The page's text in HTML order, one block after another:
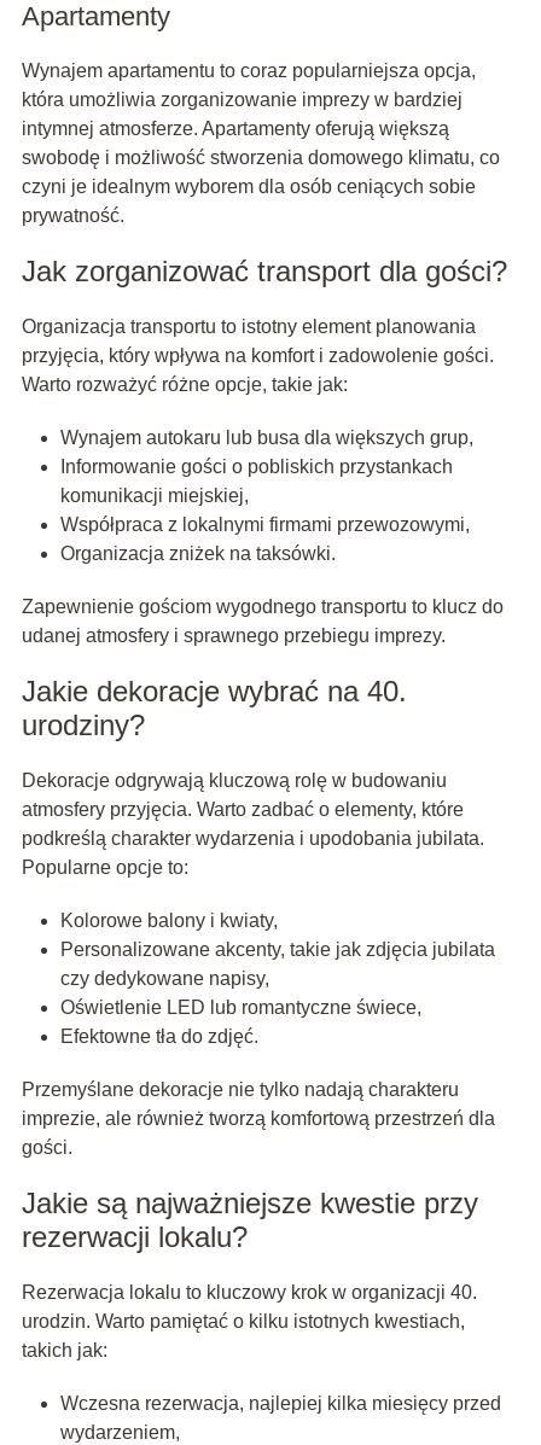
Apartamenty
Wynajem apartamentu to coraz popularniejsza opcja,
która umożliwia zorganizowanie imprezy w bardziej
intymnej atmosferze. Apartamenty oferują większą
swobodę i możliwość stworzenia domowego klimatu, co
czyni je idealnym wyborem dla osób ceniących sobie
prywatność.
Jak zorganizować transport dla gości?
Organizacja transportu to istotny element planowania
przyjęcia, który wpływa na komfort i zadowolenie gości.
Warto rozważyć różne opcje, takie jak:
Wynajem autokaru lub busa dla większych grup,
Informowanie gości o pobliskich przystankach
komunikacji miejskiej,
Współpraca z lokalnymi firmami przewozowymi,
Organizacja zniżek na taksówki.
Zapewnienie gościom wygodnego transportu to klucz do
udanej atmosfery i sprawnego przebiegu imprezy.
Jakie dekoracje wybrać na 40.
urodziny?
Dekoracje odgrywają kluczową rolę w budowaniu
atmosfery przyjęcia. Warto zadbać o elementy, które
podkreślą charakter wydarzenia i upodobania jubilata.
Popularne opcje to:
Kolorowe balony i kwiaty,
Personalizowane akcenty, takie jak zdjęcia jubilata
czy dedykowane napisy,
Oświetlenie LED lub romantyczne świece,
Efektowne tła do zdjęć.
Przemyślane dekoracje nie tylko nadają charakteru
imprezie, ale również tworzą komfortową przestrzeń dla
gości.
Jakie są najważniejsze kwestie przy
rezerwacji lokalu?
Rezerwacja lokalu to kluczowy krok w organizacji 40.
urodzin. Warto pamiętać o kilku istotnych kwestiach,
takich jak:
Wczesna rezerwacja, najlepiej kilka miesięcy przed
wydarzeniem,